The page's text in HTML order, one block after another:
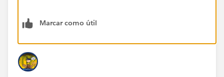
Marcar como útil